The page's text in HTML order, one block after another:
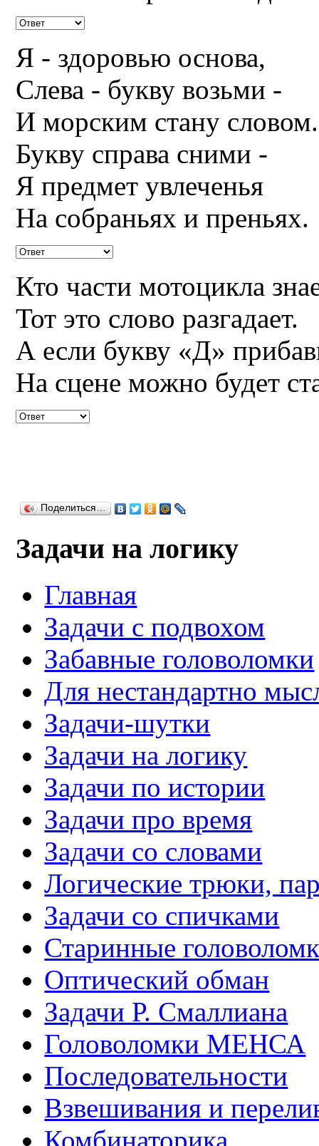
Я - здоровью основа,
Слева - букву возьми -
И морским стану словом.
Букву справа сними -
Я предмет увлеченья
На собраньях и преньях.
Кто части мотоцикла
Тот это слово разгадает.
А если букву «Д»
На сцене можно будет
Поделиться…
Задачи на логику
Главная
Задачи с подвохом
Забавные головоломки
Для нестандартно
Задачи-шутки
Задачи на логику
Задачи по истории
Задачи про время
Задачи со словами
Логические трюки,
Задачи со спичками
Старинные
Оптический обман
Задачи Р. Смаллиана
Головоломки МЕНСА
Последовательности
Взвешивания и